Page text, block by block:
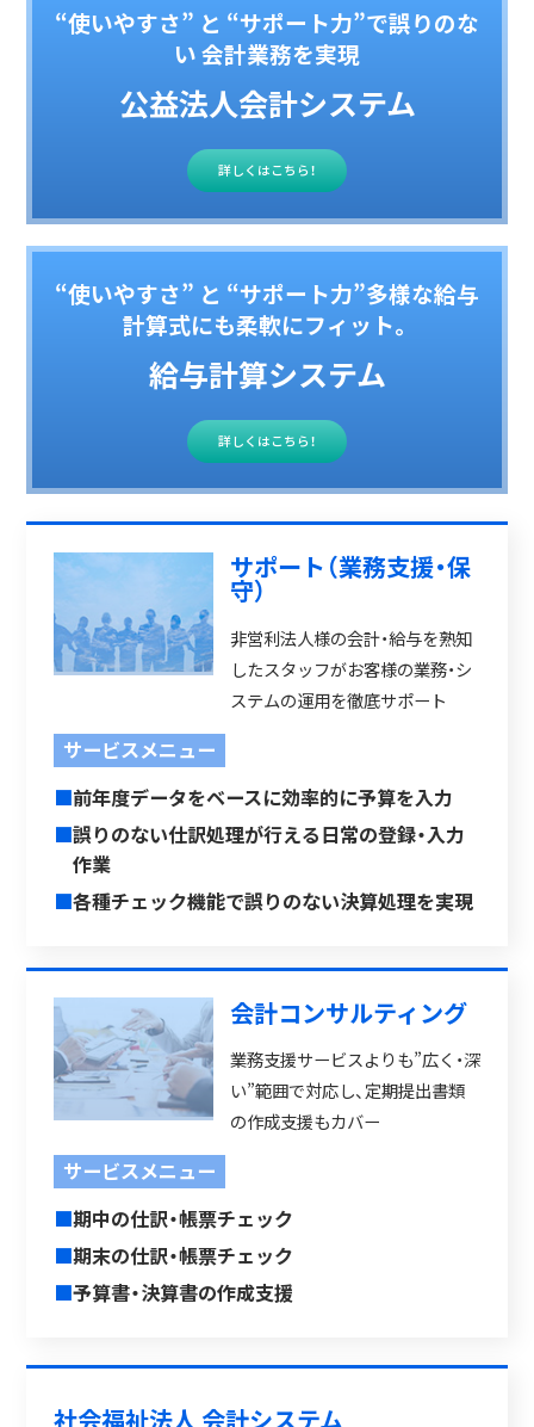
“使いやすさ” と “サポート力”で誤りのな
い 会計業務を実現
公益法人会計システム
詳しくはこちら！
“使いやすさ” と “サポート力”多様な給与
計算式にも柔軟にフィット。
給与計算システム
詳しくはこちら！
サポート（業務支援・保
守）
非営利法人様の会計・給与を熟知
したスタッフがお客様の業務・シ
ステムの運用を徹底サポート
サービスメニュー
■前年度データをベースに効率的に予算を入力
■誤りのない仕訳処理が行える日常の登録・入力
作業
■各種チェック機能で誤りのない決算処理を実現
会計コンサルティング
業務支援サービスよりも”広く・深
い”範囲で対応し、定期提出書類
の作成支援もカバー
サービスメニュー
■期中の仕訳・帳票チェック
■期末の仕訳・帳票チェック
■予算書・決算書の作成支援
社会福祉法人 会計システム